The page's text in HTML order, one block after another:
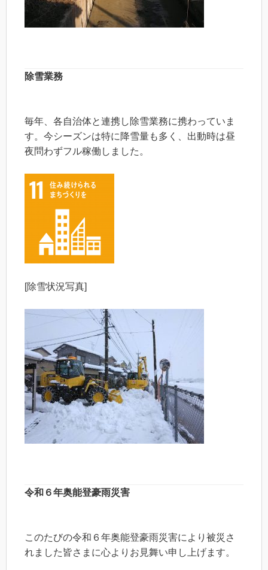
除雪業務
毎年、各自治体と連携し除雪業務に携わっていま
す。今シーズンは特に降雪量も多く、出動時は昼
夜問わずフル稼働しました。
[除雪状況写真]
令和６年奥能登豪雨災害
このたびの令和６年奥能登豪雨災害により被災さ
れました皆さまに心よりお見舞い申し上げます。